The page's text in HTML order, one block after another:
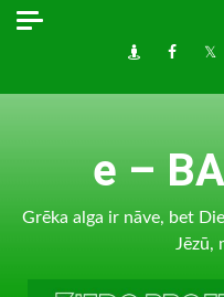
Skip
Draugiem
e –
Grēka alga ir nāve, bet
Jēzū,